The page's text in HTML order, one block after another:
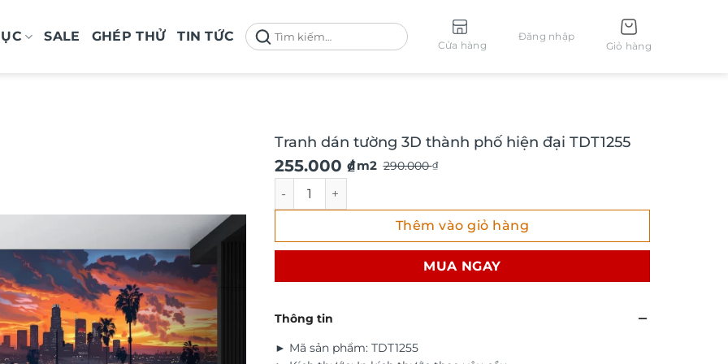
SALE GHÉP THỬ TIN TỨC
Tìm
kiếm:
Cửa hàng
Đăng nhập
Giỏ hàng
Tranh dán tường 3D thành phố hiện đại TDT1255
290.000₫
Giá
gốc
là:
290.000 ₫.
255.000 ₫
Giá
hiện
tại
là:
/ m2
Tranh dán tường 3D thành phố hiện đại TDT1255 số lượng
Thêm vào giỏ hàng
MUA NGAY
Thông tin
► Mã sản phẩm: TDT1255